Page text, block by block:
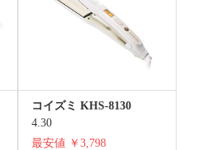
コイズミ KHS-8130
4.30
最安値 ￥3,798